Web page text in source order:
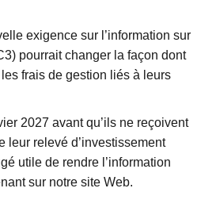
exigence sur l’information sur
pourrait changer la façon dont
frais de gestion liés à leurs
2027 avant qu’ils ne reçoivent
leur relevé d’investissement
utile de rendre l’information
sur notre site Web.